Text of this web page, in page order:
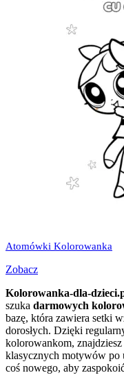
Atomówki Kolorowanka
Zobacz
Kolorowanka-dla-
szuka darmowych
bazę, która zawiera setki
dorosłych. Dzięki
kolorowankom, znajdziesz
klasycznych motywów po
coś nowego, aby